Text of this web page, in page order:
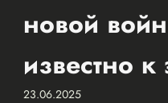
новой
известно к
23.06.2025